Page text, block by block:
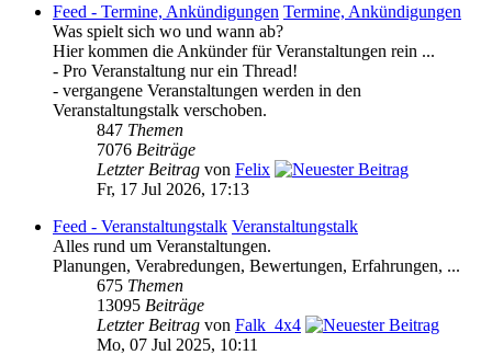
Feed - Termine, Ankündigungen Termine, Ankündigungen
Was spielt sich wo und wann ab?
Hier kommen die Ankünder für Veranstaltungen rein ...
- Pro Veranstaltung nur ein Thread!
- vergangene Veranstaltungen werden in den
Veranstaltungstalk verschoben.
847 Themen
7076 Beiträge
Letzter Beitrag von Felix
Fr, 17 Jul 2026, 17:13
Feed - Veranstaltungstalk Veranstaltungstalk
Alles rund um Veranstaltungen.
Planungen, Verabredungen, Bewertungen, Erfahrungen, ...
675 Themen
13095 Beiträge
Letzter Beitrag von Falk_4x4
Mo, 07 Jul 2025, 10:11